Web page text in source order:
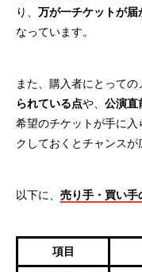
り、 万が一チケットが
なっています。
また、購入者にとっての
られている点や、 公演直
希望のチケットが手に
クしておくとチャンスが
以下に、 売り手・買い手
項目